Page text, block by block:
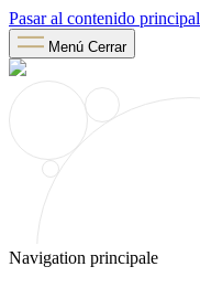
Pasar al contenido principal
Menú Cerrar
Navigation principale